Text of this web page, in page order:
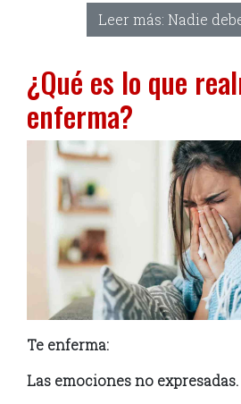
Leer más: Nadie
¿Qué es lo que
enferma?
Te enferma:
Las emociones no expresadas.